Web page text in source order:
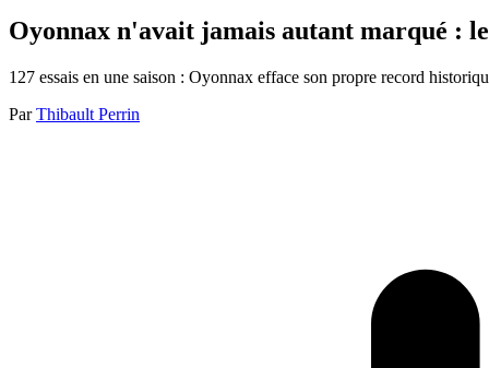
Oyonnax n'avait jamais autant marqué :
127 essais en une saison : Oyonnax efface son propre record
Par Thibault Perrin